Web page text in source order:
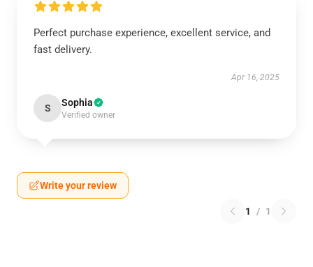
Perfect purchase experience, excellent service, and
fast delivery.
Apr 16, 2025
S Sophia
Verified owner
Write your review
1 / 1